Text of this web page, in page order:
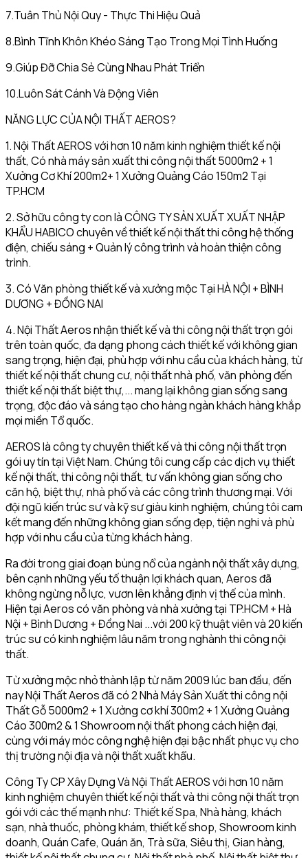
7.Tuân Thủ Nội Quy - Thực Thi Hiệu Quả
8.Bình Tĩnh Khôn Khéo Sáng Tạo Trong Mọi Tình Huống
9.Giúp Đỡ Chia Sẻ Cùng Nhau Phát Triển
10.Luôn Sát Cánh Và Động Viên
NĂNG LỰC CỦA NỘI THẤT AEROS?
1. Nội Thất AEROS với hơn 10 năm kinh nghiệm thiết kế nội
thất, Có nhà máy sản xuất thi công nội thất 5000m2 + 1
Xưởng Cơ Khí 200m2+ 1 Xưởng Quảng Cáo 150m2 Tại
TP.HCM
2. Sở hữu công ty con là CÔNG TY SẢN XUẤT XUẤT NHẬP
KHẨU HABICO chuyên về thiết kế nội thất thi công hệ thống
điện, chiếu sáng + Quản lý công trình và hoàn thiện công
trình.
3. Có Văn phòng thiết kế và xưởng mộc Tại HÀ NỘI + BÌNH
DƯƠNG + ĐỒNG NAI
4. Nội Thất Aeros nhận thiết kế và thi công nội thất trọn gói
trên toàn quốc, đa dạng phong cách thiết kế với không gian
sang trọng, hiện đại, phù hợp với nhu cầu của khách hàng, từ
thiết kế nội thất chung cư, nội thất nhà phố, văn phòng đến
thiết kế nội thất biệt thự,... mang lại không gian sống sang
trọng, độc đáo và sáng tạo cho hàng ngàn khách hàng khắp
mọi miền Tổ quốc.
AEROS là công ty chuyên thiết kế và thi công nội thất trọn
gói uy tín tại Việt Nam. Chúng tôi cung cấp các dịch vụ thiết
kế nội thất, thi công nội thất, tư vấn không gian sống cho
căn hộ, biệt thự, nhà phố và các công trình thương mại. Với
đội ngũ kiến trúc sư và kỹ sư giàu kinh nghiệm, chúng tôi cam
kết mang đến những không gian sống đẹp, tiện nghi và phù
hợp với nhu cầu của từng khách hàng.
Ra đời trong giai đoạn bùng nổ của ngành nội thất xây dựng,
bên cạnh những yếu tố thuận lợi khách quan, Aeros đã
không ngừng nỗ lực, vươn lên khẳng định vị thế của mình.
Hiện tại Aeros có văn phòng và nhà xưởng tại TP.HCM + Hà
Nội + Bình Dương + Đồng Nai ...với 200 kỹ thuật viên và 20 kiến
trúc sư có kinh nghiệm lâu năm trong nghành thi công nội
thất.
Từ xưởng mộc nhỏ thành lập từ năm 2009 lúc ban đầu, đến
nay Nội Thất Aeros đã có 2 Nhà Máy Sản Xuất thi công nội
Thất Gỗ 5000m2 + 1 Xưởng cơ khí 300m2 + 1 Xưởng Quảng
Cáo 300m2 & 1 Showroom nội thất phong cách hiện đại,
cùng với máy móc công nghệ hiện đại bậc nhất phục vụ cho
thị trường nội địa và nội thất xuất khẩu.
Công Ty CP Xây Dựng Và Nội Thất AEROS với hơn 10 năm
kinh nghiệm chuyên thiết kế nội thất và thi công nội thất trọn
gói với các thế mạnh như: Thiết kế Spa, Nhà hàng, khách
sạn, nhà thuốc, phòng khám, thiết kế shop, Showroom kinh
doanh, Quán Cafe, Quán ăn, Trà sữa, Siêu thị, Gian hàng,